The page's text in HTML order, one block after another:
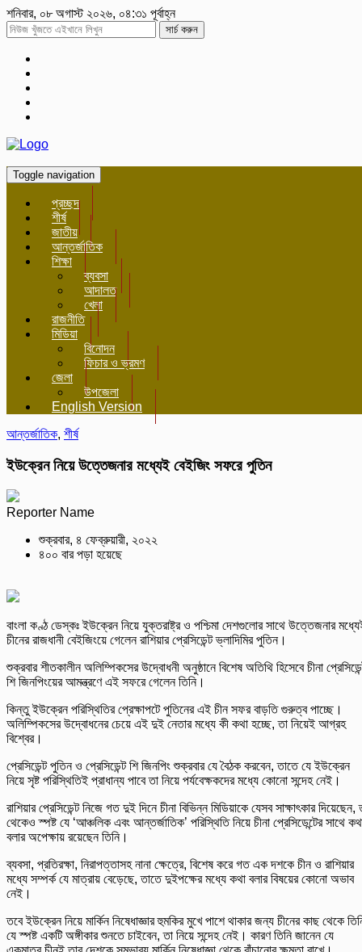
শনিবার, ০৮ অগাস্ট ২০২৬, ০৪:৩১ পূর্বাহ্ন
সার্চ করুন
Toggle navigation
প্রচ্ছদ
শীর্ষ
জাতীয়
আন্তর্জাতিক
শিক্ষা
ব্যবসা
আদালত
খেলা
রাজনীতি
মিডিয়া
বিনোদন
ফিচার ও ভ্রমণ
জেলা
উপজেলা
English Version
আন্তর্জাতিক, শীর্ষ
ইউক্রেন নিয়ে উত্তেজনার মধ্যেই বেইজিং সফরে পুতিন
Reporter Name
শুক্রবার, ৪ ফেব্রুয়ারী, ২০২২
৪০০ বার পড়া হয়েছে
বাংলা কণ্ঠ ডেস্কঃ ইউক্রেন নিয়ে যুক্তরাষ্ট্র ও পশ্চিমা দেশগুলোর সাথে উত্তেজনার
চীনের রাজধানী বেইজিংয়ে গেলেন রাশিয়ার প্রেসিডেন্ট ভ্লাদিমির পুতিন।
শুক্রবার শীতকালীন অলিম্পিকসের উদ্বোধনী অনুষ্ঠানে বিশেষ অতিথি হিসেবে চীনা
শি জিনপিংয়ের আমন্ত্রণে এই সফরে গেলেন তিনি।
কিন্তু ইউক্রেন পরিস্থিতির প্রেক্ষাপটে পুতিনের এই চীন সফর বাড়তি গুরুত্ব পাচ্ছে।
অলিম্পিকসের উদ্বোধনের চেয়ে এই দুই নেতার মধ্যে কী কথা হচ্ছে, তা নিয়েই আগ্রহ
বিশ্বের।
প্রেসিডেন্ট পুতিন ও প্রেসিডেন্ট শি জিনপিং শুক্রবার যে বৈঠক করবেন, তাতে যে ইউক্রেন
নিয়ে সৃষ্ট পরিস্থিতিই প্রাধান্য পাবে তা নিয়ে পর্যবেক্ষকদের মধ্যে কোনো সন্দেহ নেই।
রাশিয়ার প্রেসিডেন্ট নিজে গত দুই দিনে চীনা বিভিন্ন মিডিয়াকে যেসব সাক্ষাৎকার দিয়েছেন,
থেকেও স্পষ্ট যে ‘আঞ্চলিক এবং আন্তর্জাতিক’ পরিস্থিতি নিয়ে চীনা প্রেসিডেন্টের সাথে
বলার অপেক্ষায় রয়েছেন তিনি।
ব্যবসা, প্রতিরক্ষা, নিরাপত্তাসহ নানা ক্ষেত্রে, বিশেষ করে গত এক দশকে চীন ও রাশিয়ার
মধ্যে সম্পর্ক যে মাত্রায় বেড়েছে, তাতে দুইপক্ষের মধ্যে কথা বলার বিষয়ের কোনো অভাব
নেই।
তবে ইউক্রেন নিয়ে মার্কিন নিষেধাজ্ঞার হুমকির মুখে পাশে থাকার জন্য চীনের কাছ থেকে
যে স্পষ্ট একটি অঙ্গীকার শুনতে চাইবেন, তা নিয়ে সন্দেহ নেই। কারণ তিনি জানেন যে